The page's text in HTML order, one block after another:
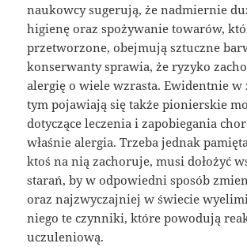
naukowcy sugerują, że nadmiernie
higienę oraz spożywanie towarów,
przetworzone, obejmują sztuczne
konserwanty sprawia, że ryzyko
alergię o wiele wzrasta. Ewidentnie w
tym pojawiają się także pionierskie
dotyczące leczenia i zapobiegania
właśnie alergia. Trzeba jednak
ktoś na nią zachoruje, musi dołożyć
starań, by w odpowiedni sposób
oraz najzwyczajniej w świecie
niego te czynniki, które powodują
uczuleniową.